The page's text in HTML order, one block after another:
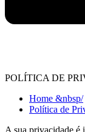
POLÍTICA DE
Home &nbsp/
Política de
A sua privacidade é